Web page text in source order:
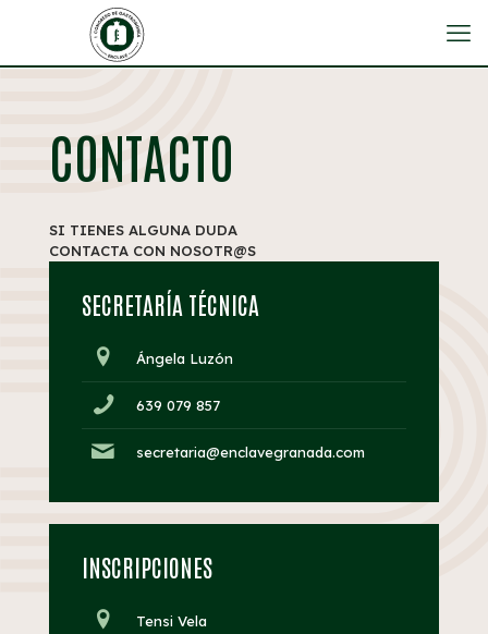
CONTACTO
SI TIENES ALGUNA DUDA
CONTACTA CON NOSOTR@S
SECRETARÍA TÉCNICA
Ángela Luzón
639 079 857
secretaria@enclavegranada.com
INSCRIPCIONES
Tensi Vela